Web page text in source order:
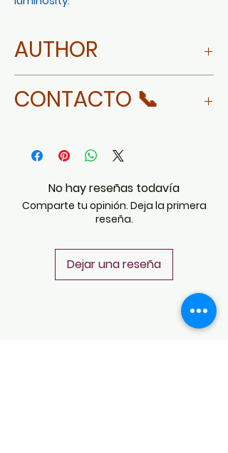
AUTHOR
CONTACTO 📞
No hay reseñas todavía
Comparte tu opinión. Deja la primera
reseña.
Dejar una reseña